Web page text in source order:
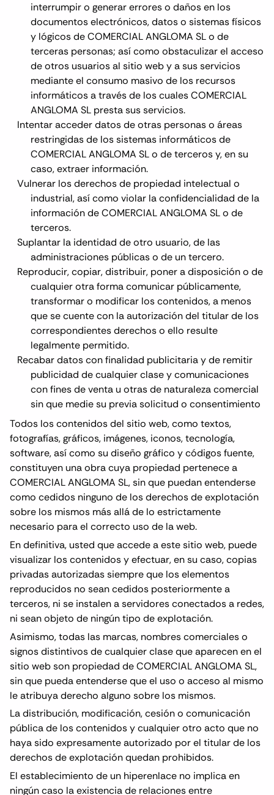
interrumpir o generar errores o daños en los
documentos electrónicos, datos o sistemas físicos
y lógicos de COMERCIAL ANGLOMA SL o de
terceras personas; así como obstaculizar el acceso
de otros usuarios al sitio web y a sus servicios
mediante el consumo masivo de los recursos
informáticos a través de los cuales COMERCIAL
ANGLOMA SL presta sus servicios.
Intentar acceder datos de otras personas o áreas
restringidas de los sistemas informáticos de
COMERCIAL ANGLOMA SL o de terceros y, en su
caso, extraer información.
Vulnerar los derechos de propiedad intelectual o
industrial, así como violar la confidencialidad de la
información de COMERCIAL ANGLOMA SL o de
terceros.
Suplantar la identidad de otro usuario, de las
administraciones públicas o de un tercero.
Reproducir, copiar, distribuir, poner a disposición o de
cualquier otra forma comunicar públicamente,
transformar o modificar los contenidos, a menos
que se cuente con la autorización del titular de los
correspondientes derechos o ello resulte
legalmente permitido.
Recabar datos con finalidad publicitaria y de remitir
publicidad de cualquier clase y comunicaciones
con fines de venta u otras de naturaleza comercial
sin que medie su previa solicitud o consentimiento
Todos los contenidos del sitio web, como textos,
fotografías, gráficos, imágenes, iconos, tecnología,
software, así como su diseño gráfico y códigos fuente,
constituyen una obra cuya propiedad pertenece a
COMERCIAL ANGLOMA SL, sin que puedan entenderse
como cedidos ninguno de los derechos de explotación
sobre los mismos más allá de lo estrictamente
necesario para el correcto uso de la web.
En definitiva, usted que accede a este sitio web, puede
visualizar los contenidos y efectuar, en su caso, copias
privadas autorizadas siempre que los elementos
reproducidos no sean cedidos posteriormente a
terceros, ni se instalen a servidores conectados a redes,
ni sean objeto de ningún tipo de explotación.
Asimismo, todas las marcas, nombres comerciales o
signos distintivos de cualquier clase que aparecen en el
sitio web son propiedad de COMERCIAL ANGLOMA SL,
sin que pueda entenderse que el uso o acceso al mismo
le atribuya derecho alguno sobre los mismos.
La distribución, modificación, cesión o comunicación
pública de los contenidos y cualquier otro acto que no
haya sido expresamente autorizado por el titular de los
derechos de explotación quedan prohibidos.
El establecimiento de un hiperenlace no implica en
ningún caso la existencia de relaciones entre